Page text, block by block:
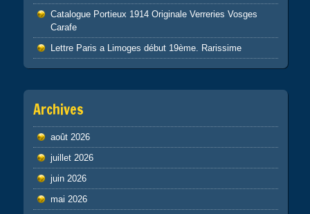
Catalogue Portieux 1914 Originale Verreries Vosges
Carafe
Lettre Paris a Limoges début 19ème. Rarissime
Archives
août 2026
juillet 2026
juin 2026
mai 2026